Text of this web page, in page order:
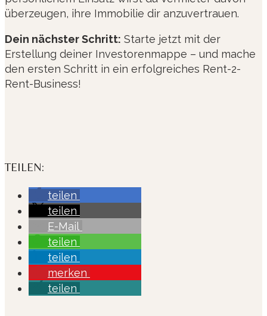
überzeugen, ihre Immobilie dir anzuvertrauen.
Dein nächster Schritt: Starte jetzt mit der
Erstellung deiner Investorenmappe – und mache
den ersten Schritt in ein erfolgreiches Rent-2-
Rent-Business!
TEILEN:
teilen
teilen
E-Mail
teilen
teilen
merken
teilen